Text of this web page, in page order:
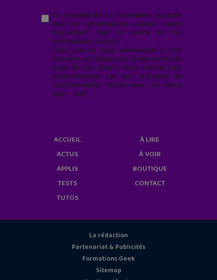
En soumettant ce formulaire, j’accepte
que les informations saisies soient
exploitées* dans le cadre de ma
demande de contact.
Vous pouvez vous désabonner à tout
moment en cliquant sur le lien en bas de
page de nos emails. Pour obtenir plus
d'informations sur nos pratiques de
confidentialité, rendez-vous sur notre
site web
ACCUEIL
ACTUS
APPLIS
TESTS
TUTOS
À LIRE
À VOIR
BOUTIQUE
CONTACT
La rédaction
Partenariat & Publicités
Formations Geek
Sitemap